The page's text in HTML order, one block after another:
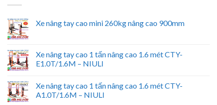
Xe nâng tay cao mini 260kg nâng cao 900mm
Xe nâng tay cao 1 tấn nâng cao 1.6 mét CTY-
E1.0T/1.6M – NIULI
Xe nâng tay cao 1 tấn nâng cao 1.6 mét CTY-
A1.0T/1.6M – NIULI